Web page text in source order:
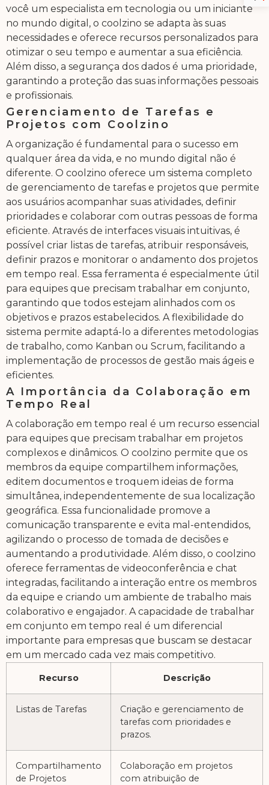
você um especialista em tecnologia ou um iniciante
no mundo digital, o coolzino se adapta às suas
necessidades e oferece recursos personalizados para
otimizar o seu tempo e aumentar a sua eficiência.
Além disso, a segurança dos dados é uma prioridade,
garantindo a proteção das suas informações pessoais
e profissionais.
Gerenciamento de Tarefas e
Projetos com Coolzino
A organização é fundamental para o sucesso em
qualquer área da vida, e no mundo digital não é
diferente. O coolzino oferece um sistema completo
de gerenciamento de tarefas e projetos que permite
aos usuários acompanhar suas atividades, definir
prioridades e colaborar com outras pessoas de forma
eficiente. Através de interfaces visuais intuitivas, é
possível criar listas de tarefas, atribuir responsáveis,
definir prazos e monitorar o andamento dos projetos
em tempo real. Essa ferramenta é especialmente útil
para equipes que precisam trabalhar em conjunto,
garantindo que todos estejam alinhados com os
objetivos e prazos estabelecidos. A flexibilidade do
sistema permite adaptá-lo a diferentes metodologias
de trabalho, como Kanban ou Scrum, facilitando a
implementação de processos de gestão mais ágeis e
eficientes.
A Importância da Colaboração em
Tempo Real
A colaboração em tempo real é um recurso essencial
para equipes que precisam trabalhar em projetos
complexos e dinâmicos. O coolzino permite que os
membros da equipe compartilhem informações,
editem documentos e troquem ideias de forma
simultânea, independentemente de sua localização
geográfica. Essa funcionalidade promove a
comunicação transparente e evita mal-entendidos,
agilizando o processo de tomada de decisões e
aumentando a produtividade. Além disso, o coolzino
oferece ferramentas de videoconferência e chat
integradas, facilitando a interação entre os membros
da equipe e criando um ambiente de trabalho mais
colaborativo e engajador. A capacidade de trabalhar
em conjunto em tempo real é um diferencial
importante para empresas que buscam se destacar
em um mercado cada vez mais competitivo.
Recurso Descrição
Listas de Tarefas
Criação e gerenciamento de
tarefas com prioridades e
prazos.
Compartilhamento
de Projetos
Colaboração em projetos
com atribuição de